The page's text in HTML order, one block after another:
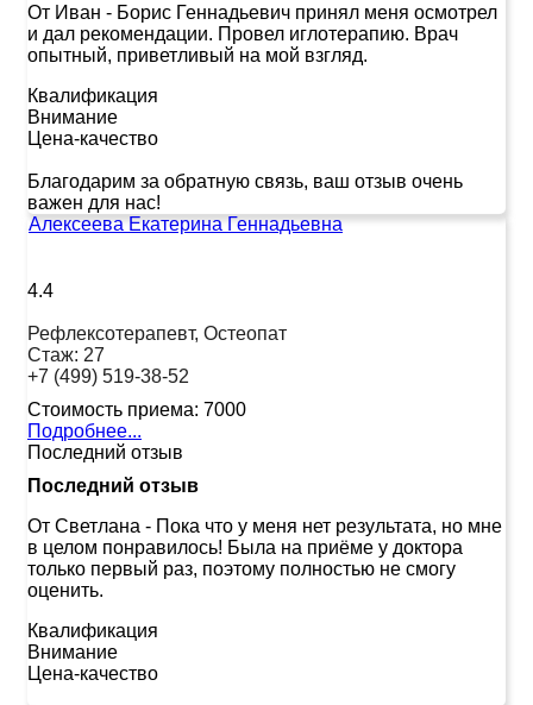
От Иван - Борис Геннадьевич принял меня осмотрел
и дал рекомендации. Провел иглотерапию. Врач
опытный, приветливый на мой взгляд.
Квалификация
Внимание
Цена-качество
Благодарим за обратную связь, ваш отзыв очень
важен для нас!
Алексеева Екатерина Геннадьевна
4.4
Рефлексотерапевт, Остеопат
Стаж: 27
+7 (499) 519-38-52
Стоимость приема: 7000
Подробнее...
Последний отзыв
Последний отзыв
От Светлана - Пока что у меня нет результата, но мне
в целом понравилось! Была на приёме у доктора
только первый раз, поэтому полностью не смогу
оценить.
Квалификация
Внимание
Цена-качество